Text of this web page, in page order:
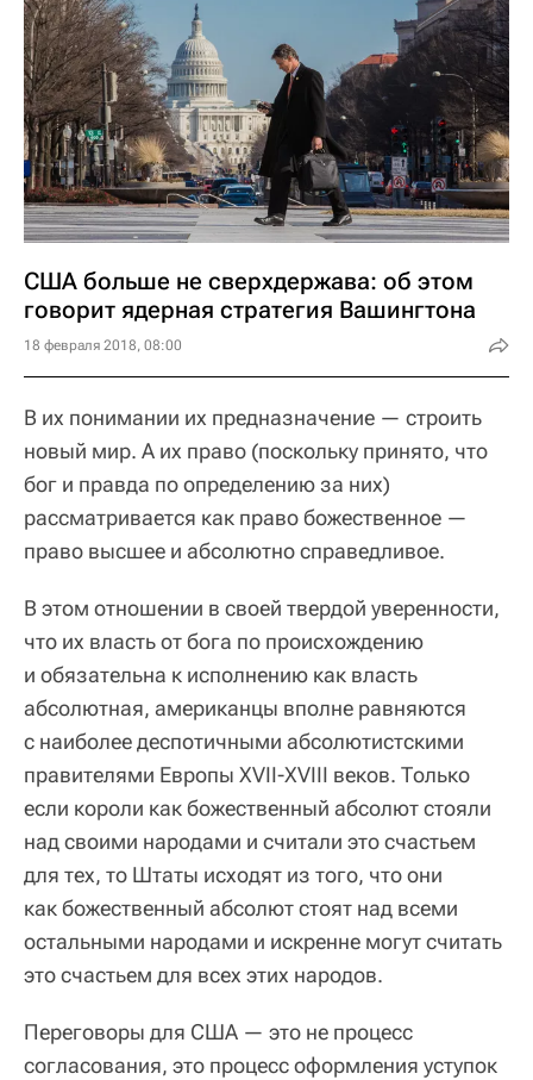
США больше не сверхдержава: об этом
говорит ядерная стратегия Вашингтона
18 февраля 2018, 08:00
В их понимании их предназначение — строить
новый мир. А их право (поскольку принято, что
бог и правда по определению за них)
рассматривается как право божественное —
право высшее и абсолютно справедливое.
В этом отношении в своей твердой уверенности,
что их власть от бога по происхождению
и обязательна к исполнению как власть
абсолютная, американцы вполне равняются
с наиболее деспотичными абсолютистскими
правителями Европы XVII-XVIII веков. Только
если короли как божественный абсолют стояли
над своими народами и считали это счастьем
для тех, то Штаты исходят из того, что они
как божественный абсолют стоят над всеми
остальными народами и искренне могут считать
это счастьем для всех этих народов.
Переговоры для США — это не процесс
согласования, это процесс оформления уступок